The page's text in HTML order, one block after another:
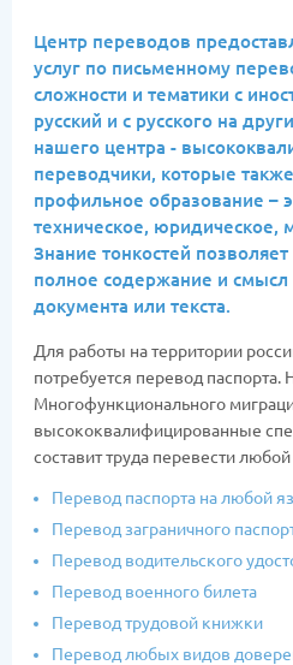
Центр переводов
услуг по письменному
сложности и тематики с
русский и с русского на
нашего центра -
переводчики, которые
профильное образование –
техническое, юридическое,
Знание тонкостей
полное содержание и
документа или текста.
Для работы на территории
потребуется перевод паспорта.
Многофункционального
высококвалифицированные
составит труда перевести
Перевод паспорта на любой
Перевод заграничного
Перевод водительского
Перевод военного билета
Перевод трудовой книжки
Перевод любых видов